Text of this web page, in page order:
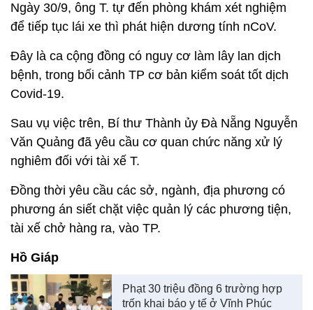
Ngày 30/9, ông T. tự đến phòng khám xét nghiệm
để tiếp tục lái xe thì phát hiện dương tính nCoV.
Đây là ca cộng đồng có nguy cơ làm lây lan dịch
bệnh, trong bối cảnh TP cơ bản kiểm soát tốt dịch
Covid-19.
Sau vụ việc trên, Bí thư Thành ủy Đà Nẵng Nguyễn
Văn Quảng đã yêu cầu cơ quan chức năng xử lý
nghiêm đối với tài xế T.
Đồng thời yêu cầu các sở, ngành, địa phương có
phương án siết chặt việc quản lý các phương tiện,
tài xế chở hàng ra, vào TP.
Hồ Giáp
Phạt 30 triệu đồng 6 trường hợp
trốn khai báo y tế ở Vĩnh Phúc